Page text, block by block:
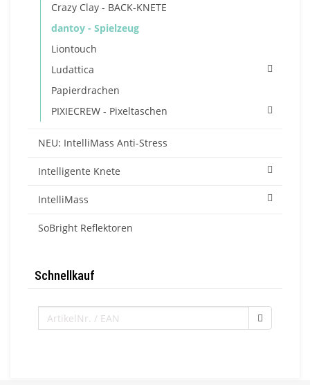
Crazy Clay - BACK-KNETE
dantoy - Spielzeug
Liontouch
Ludattica
Papierdrachen
PIXIECREW - Pixeltaschen
NEU: IntelliMass Anti-Stress
Intelligente Knete
IntelliMass
SoBright Reflektoren
Schnellkauf